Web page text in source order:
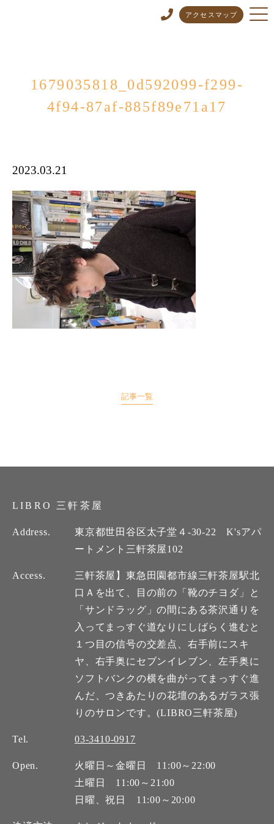
アクセスマップ
1679035818_0d592099-f299-
4f94-87af-885f89e71a17
2023.03.21
記事一覧
LIBRO 三軒茶屋
Address.
東京都世田谷区太子堂４-30-22 K'sアパ
ートメント三軒茶屋102
Access.
三軒茶屋】東急田園都市線三軒茶屋駅北
口Ａを出て、目の前の「靴のチヨダ」と
「サンドラッグ」の間にある茶沢通りを
入ってまっすぐ道なりにしばらく進むと
１つ目の信号の交差点、右手前にスキ
ヤ、右手奥にセブンイレブン、左手奥に
ソフトバンクの横を曲がってまっすぐ進
んだ、つきあたりの花壇のあるガラス張
りのサロンです。(LIBRO三軒茶屋)
Tel. 03-3410-0917
Open.
火曜日～金曜日 11:00～22:00
土曜日 11:00～21:00
日曜、祝日 11:00～20:00